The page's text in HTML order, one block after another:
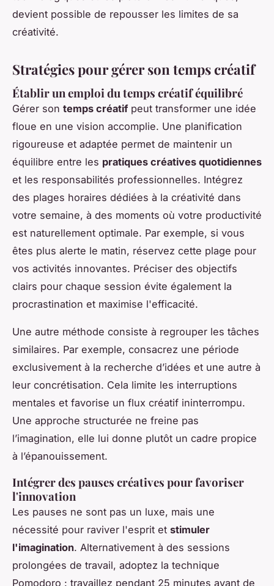
devient possible de repousser les limites de sa
créativité.
Stratégies pour gérer son temps créatif
Établir un emploi du temps créatif équilibré
Gérer son temps créatifpeut transformer une idée
floue en une vision accomplie. Une planification
rigoureuse et adaptée permet de maintenir un
équilibre entre les pratiques créatives quotidiennes
et les responsabilités professionnelles. Intégrez
des plages horaires dédiées à la créativité dans
votre semaine, à des moments où votre productivité
est naturellement optimale. Par exemple, si vous
êtes plus alerte le matin, réservez cette plage pour
vos activités innovantes. Préciser des objectifs
clairs pour chaque session évite également la
procrastination et maximise l'efficacité.
Une autre méthode consiste à regrouper les tâches
similaires. Par exemple, consacrez une période
exclusivement à la recherche d’idées et une autre à
leur concrétisation. Cela limite les interruptions
mentales et favorise un flux créatif ininterrompu.
Une approche structurée ne freine pas
l’imagination, elle lui donne plutôt un cadre propice
à l’épanouissement.
Intégrer des pauses créatives pour favoriser
l'innovation
Les pauses ne sont pas un luxe, mais une
nécessité pour raviver l'esprit et stimuler
l'imagination. Alternativement à des sessions
prolongées de travail, adoptez la technique
Pomodoro : travaillez pendant 25 minutes avant de